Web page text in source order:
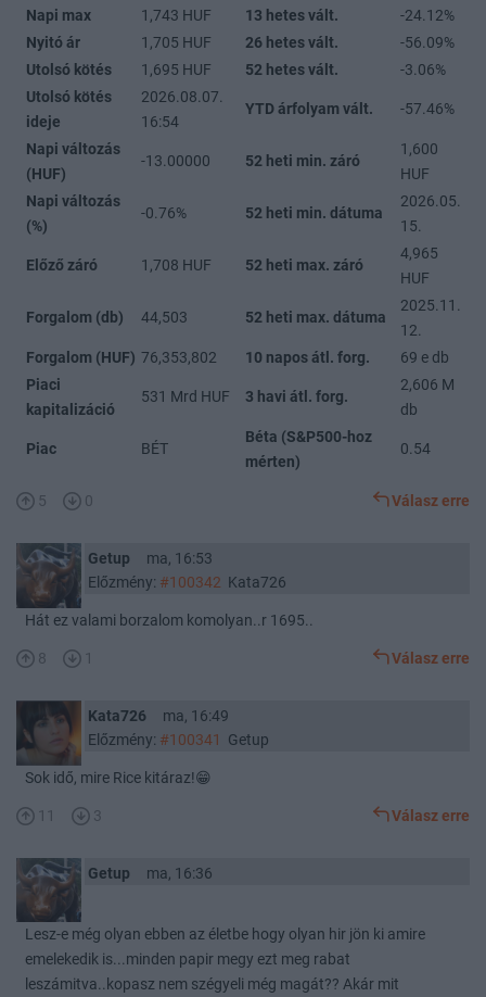
Napi max
1,743 HUF 13 hetes vált.
-24.12%
Nyitó ár
1,705 HUF 26 hetes vált.
-56.09%
Utolsó kötés
1,695 HUF 52 hetes vált.
-3.06%
Utolsó kötés
ideje
2026.08.07.
16:54
YTD árfolyam vált. -57.46%
Napi változás
(HUF)
-13.00000 52 heti min. záró
1,600
HUF
Napi változás
(%)
-0.76% 52 heti min. dátuma
2026.05.
15.
Előző záró 1,708 HUF 52 heti max. záró
4,965
HUF
Forgalom (db) 44,503 52 heti max. dátuma
2025.11.
12.
Forgalom (HUF) 76,353,802 10 napos átl. forg.
69 e db
Piaci
kapitalizáció
531 Mrd HUF 3 havi átl. forg.
2,606 M
db
Piac BÉT
Béta (S&P500-hoz
mérten)
0.54
5 0 Válasz erre
Getup
ma, 16:53
Előzmény: #100342 Kata726
Hát ez valami borzalom komolyan..r 1695..
8 1 Válasz erre
Kata726
ma, 16:49
Előzmény: #100341 Getup
Sok idő, mire Rice kitáraz!😁
11 3 Válasz erre
Getup ma, 16:36
Lesz-e még olyan ebben az életbe hogy olyan hir jön ki amire
emelekedik is...minden papir megy ezt meg rabat
leszámitva..kopasz nem szégyeli még magát?? Akár mit